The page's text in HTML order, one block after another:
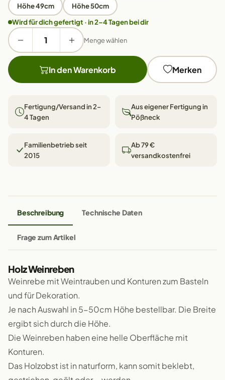
Höhe 49cm
Höhe 50cm
Wird für dich gefertigt · in 2–4 Tagen bei dir
Menge wählen
In den Warenkorb Merken
Fertigung/Versand in 2–
4 Tagen
Aus eigener Fertigung in
Pößneck
Familienbetrieb seit
2015
Ab 79 €
versandkostenfrei
Beschreibung Technische Daten
Frage zum Artikel
Holz Weinreben
Weinrebe mit Weintrauben und Konturen zum Basteln
und für Dekoration.
Je nach Auswahl in 5-50cm Höhe bestellbar. Die Breite
ergibt sich durch die Höhe.
Die Weinreben haben eine helle Oberfläche mit
Konturen.
Das Holzobst ist in naturform, kann somit beklebt,